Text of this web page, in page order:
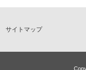
サイトマップ